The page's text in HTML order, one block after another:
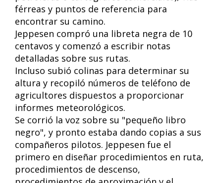
férreas y puntos de referencia para
encontrar su camino.
Jeppesen compró una libreta negra de 10
centavos y comenzó a escribir notas
detalladas sobre sus rutas.
Incluso subió colinas para determinar su
altura y recopiló números de teléfono de
agricultores dispuestos a proporcionar
informes meteorológicos.
Se corrió la voz sobre su "pequeño libro
negro", y pronto estaba dando copias a sus
compañeros pilotos. Jeppesen fue el
primero en diseñar procedimientos en ruta,
procedimientos de descenso,